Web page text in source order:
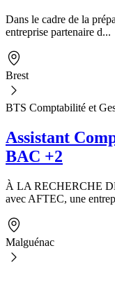
Dans le cadre de la
entreprise partenaire d...
Brest
BTS Comptabilité et
Assistant
BAC +2
À LA RECHERCHE
avec AFTEC, une
Malguénac